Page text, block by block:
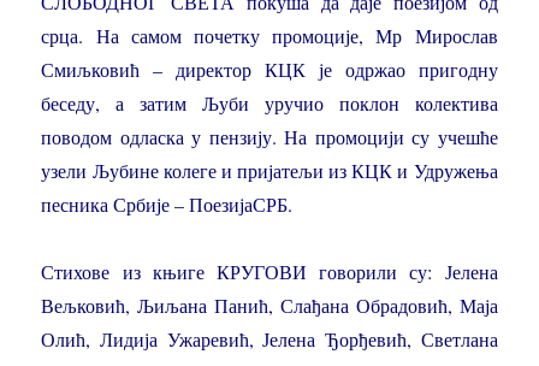
срца. На самом почетку промоције, Мр Мирослав
Смиљковић – директор КЦК је одржао пригодну
беседу, а затим Љуби уручио поклон колектива
поводом одласка у пензију. На промоцији су учешће
узели Љубине колеге и пријатељи из КЦК и Удружења
песника Србије – ПоезијаСРБ.
Стихове из књиге КРУГОВИ говорили су: Јелена
Вељковић, Љиљана Панић, Слађана Обрадовић, Маја
Олић, Лидија Ужаревић, Јелена Ђорђевић, Светлана